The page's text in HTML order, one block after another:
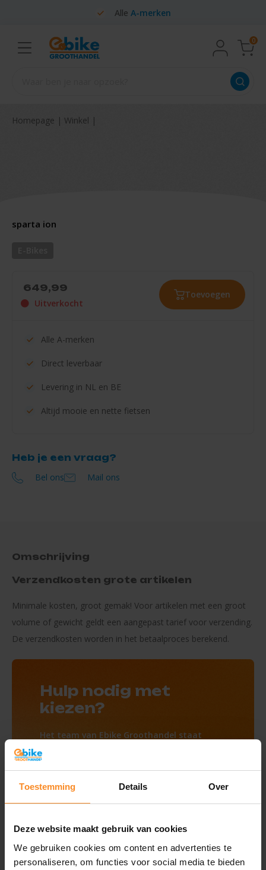
Toestemming Details Over
Deze website maakt gebruik van cookies
We gebruiken cookies om content en advertenties te
personaliseren, om functies voor social media te bieden
Alle A-merken
0
Homepage | Winkel |
sparta ion
649,99
Uitverkocht
Toevoegen
Alle A-merken
Direct leverbaar
Levering in NL en BE
Altijd mooie en nette fietsen
Heb je een vraag?
Bel ons
Mail ons
Omschrijving
Verzendkosten grote artikelen
Minimale kosten, groot gemak! Voor artikelen met een groot
volume of gewicht geldt een aangepast tarief voor verzending.
De verzendkosten worden in het betaalproces berekend.
Hulp nodig met
kiezen?
Het team van Ebike Groothandel staat
altijd voor je klaar.
Neem contact op